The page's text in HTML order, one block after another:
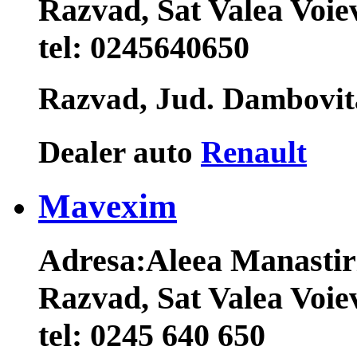
Razvad, Sat Valea
tel: 0245640650
Razvad, Jud.
Dealer auto Renault
Mavexim
Adresa:Aleea
Razvad, Sat Valea
tel: 0245 640 650